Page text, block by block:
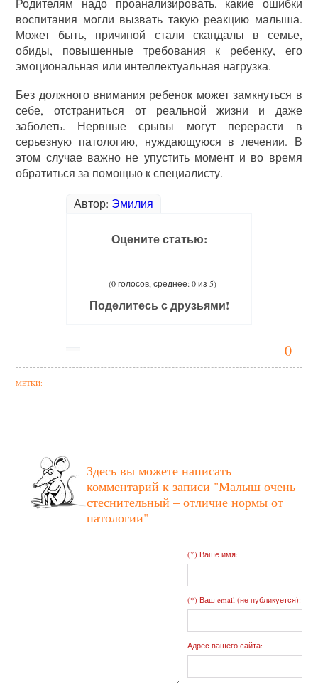
0
Родителям надо проанализировать, какие ошибки
воспитания могли вызвать такую реакцию малыша.
Может быть, причиной стали скандалы в семье,
обиды, повышенные требования к ребенку, его
эмоциональная или интеллектуальная нагрузка.
Без должного внимания ребенок может замкнуться в
себе, отстраниться от реальной жизни и даже
заболеть. Нервные срывы могут перерасти в
серьезную патологию, нуждающуюся в лечении. В
этом случае важно не упустить момент и во время
обратиться за помощью к специалисту.
Автор: Эмилия
Оцените статью:
(0 голосов, среднее: 0 из 5)
Поделитесь с друзьями!
МЕТКИ:
Здесь вы можете написать
комментарий к записи "Малыш очень
стеснительный – отличие нормы от
патологии"
(*) Ваше имя:
(*) Ваш email (не публикуется):
Адрес вашего сайта: